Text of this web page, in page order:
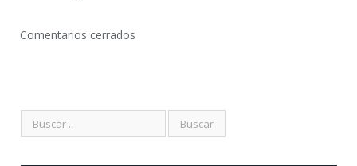
Comentarios cerrados